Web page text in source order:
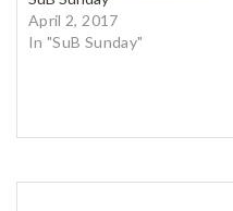
April 2, 2017
In "SuB Sunday"